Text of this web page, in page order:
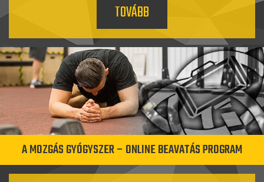
TOVÁBB
A MOZGÁS GYÓGYSZER – ONLINE BEAVATÁS PROGRAM